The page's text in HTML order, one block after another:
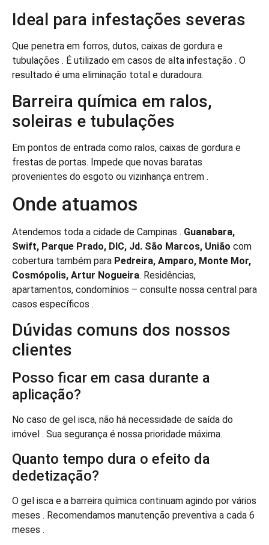
Ideal para infestações severas
Que penetra em forros, dutos, caixas de gordura e
tubulações . É utilizado em casos de alta infestação . O
resultado é uma eliminação total e duradoura.
Barreira química em ralos,
soleiras e tubulações
Em pontos de entrada como ralos, caixas de gordura e
frestas de portas. Impede que novas baratas
provenientes do esgoto ou vizinhança entrem .
Onde atuamos
Atendemos toda a cidade de Campinas . Guanabara,
Swift, Parque Prado, DIC, Jd. São Marcos, União com
cobertura também para Pedreira, Amparo, Monte Mor,
Cosmópolis, Artur Nogueira. Residências,
apartamentos, condomínios – consulte nossa central para
casos específicos .
Dúvidas comuns dos nossos
clientes
Posso ficar em casa durante a
aplicação?
No caso de gel isca, não há necessidade de saída do
imóvel . Sua segurança é nossa prioridade máxima.
Quanto tempo dura o efeito da
dedetização?
O gel isca e a barreira química continuam agindo por vários
meses . Recomendamos manutenção preventiva a cada 6
meses .